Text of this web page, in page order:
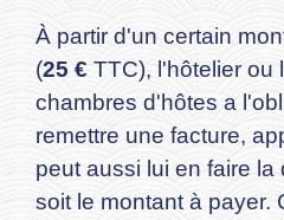
À partir d'un certain
(25 € TTC), l'hôtelier ou
chambres d'hôtes a
remettre une facture,
peut aussi lui en faire
soit le montant à payer.